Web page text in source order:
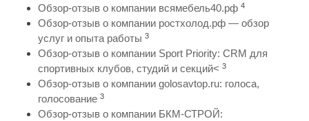
Обзор-отзыв о компании всямебель40.рф 4
Обзор-отзыв о компании ростхолод.рф — обзор
услуг и опыта работы 3
Обзор-отзыв о компании Sport Priority: CRM для
спортивных клубов, студий и секций< 3
Обзор-отзыв о компании golosavtop.ru: голоса,
голосование 3
Обзор-отзыв о компании БКМ-СТРОЙ: